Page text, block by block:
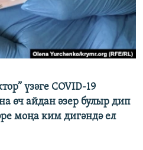
үзәге COVID-19
өч айдан әзер булыр дип
моңа ким дигәндә ел